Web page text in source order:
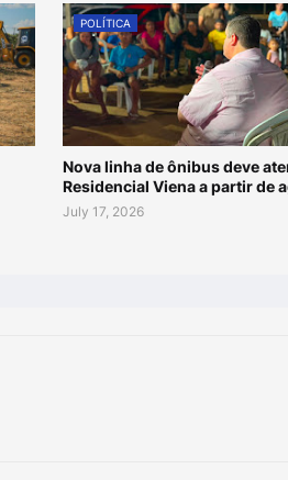
POLÍTICA
Nova linha de ônibus deve
Residencial Viena a partir de
July 17, 2026